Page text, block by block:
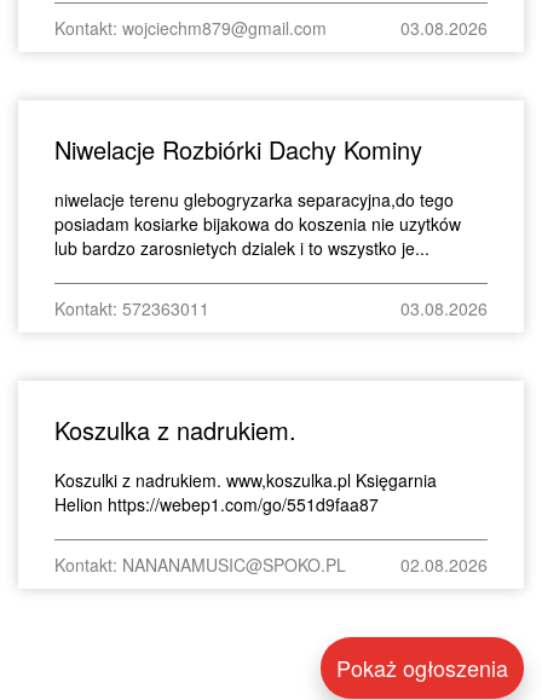
Kontakt: wojciechm879@gmail.com 03.08.2026
Niwelacje Rozbiórki Dachy Kominy
niwelacje terenu glebogryzarka separacyjna,do tego
posiadam kosiarke bijakowa do koszenia nie uzytków
lub bardzo zarosnietych dzialek i to wszystko je...
Kontakt: 572363011 03.08.2026
Koszulka z nadrukiem.
Koszulki z nadrukiem. www,koszulka.pl Księgarnia
Helion https://webep1.com/go/551d9faa87
Kontakt: NANANAMUSIC@SPOKO.PL 02.08.2026
Pokaż ogłoszenia